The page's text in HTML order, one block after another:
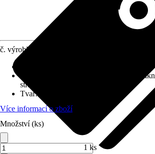
č. výrobku
IP 44 (chráněno před
stříkající vody)
Tvar:
Více informací o zboží
Množství (ks)
1 ks